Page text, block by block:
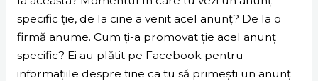
specific ție, de la cine a venit acel anunț? De la o
firmă anume. Cum ți-a promovat ție acel anunț
specific? Ei au plătit pe Facebook pentru
informațiile despre tine ca tu să primești un anunț